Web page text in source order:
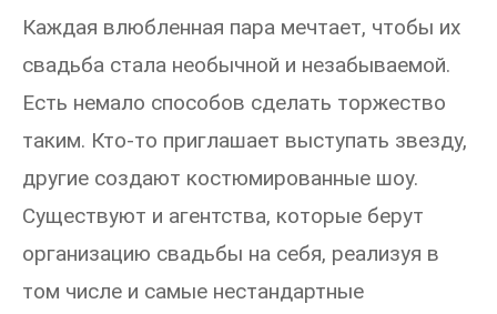
Каждая влюбленная пара мечтает, чтобы их
свадьба стала необычной и незабываемой.
Есть немало способов сделать торжество
таким. Кто-то приглашает выступать звезду,
другие создают костюмированные шоу.
Существуют и агентства, которые берут
организацию свадьбы на себя, реализуя в
том числе и самые нестандартные